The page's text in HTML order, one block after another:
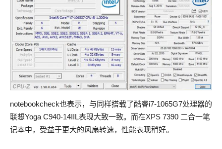
notebookcheck也表示，与同样搭载了酷睿i7-1065G7处理器的
联想Yoga C940-14IIL表现大致一致。而在XPS 7390 二合一笔
记本中，受益于更大的风扇转速，性能表现稍好。